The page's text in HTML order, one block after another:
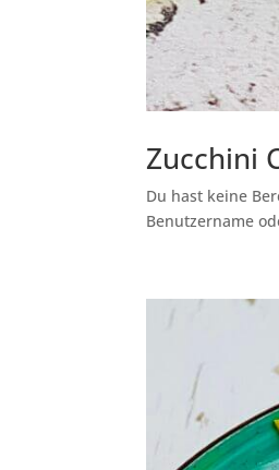
Zucchini
Du hast keine
Benutzername